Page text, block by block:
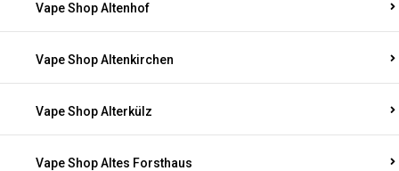
Vape Shop Altenhof
Vape Shop Altenkirchen
Vape Shop Alterkülz
Vape Shop Altes Forsthaus